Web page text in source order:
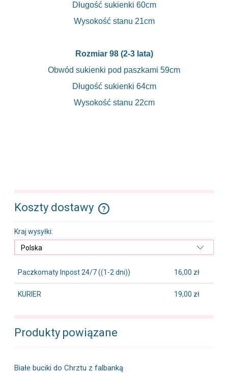
Długość sukienki 60cm
Wysokość stanu 21cm
Rozmiar 98 (2-3 lata)
Obwód sukienki pod paszkami 59cm
Długość sukienki 64cm
Wysokość stanu 22cm
Koszty dostawy
Cena nie zawiera ewentualnych kosztów płatności
Kraj wysyłki:
Paczkomaty Inpost 24/7((1-2 dni)) 16,00 zł
KURIER 19,00 zł
Produkty powiązane
Białe buciki do Chrztu z falbanką